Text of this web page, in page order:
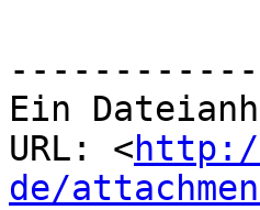
Ein
URL: <
de/